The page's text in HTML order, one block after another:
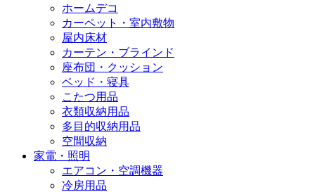
ホームデコ
カーペット・室内敷物
屋内床材
カーテン・ブラインド
座布団・クッション
ベッド・寝具
こたつ用品
衣類収納用品
多目的収納用品
空間収納
家電・照明
エアコン・空調機器
冷房用品